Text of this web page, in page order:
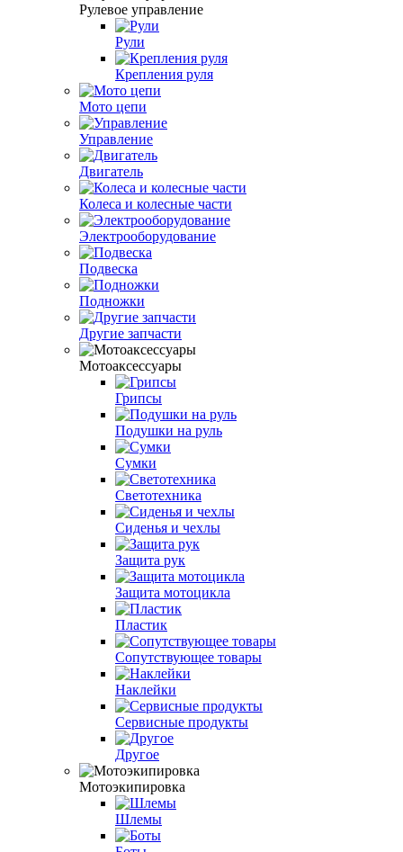
Рулевое управление
Рули
Крепления руля
Мото цепи
Управление
Двигатель
Колеса и колесные части
Электрооборудование
Подвеска
Подножки
Другие запчасти
Мотоаксессуары
Грипсы
Подушки на руль
Сумки
Светотехника
Сиденья и чехлы
Защита рук
Защита мотоцикла
Пластик
Сопутствующее товары
Наклейки
Сервисные продукты
Другое
Мотоэкипировка
Шлемы